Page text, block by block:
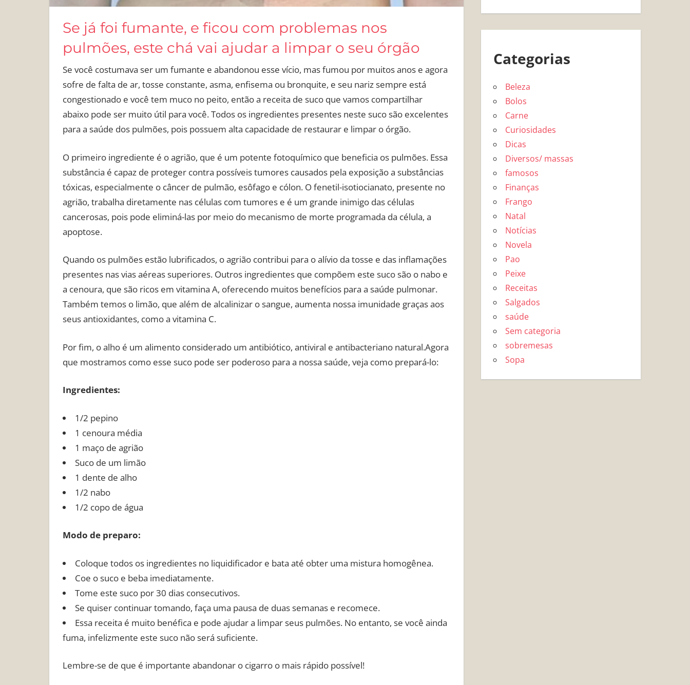
Se já foi fumante, e ficou com problemas nos
pulmões, este chá vai ajudar a limpar o seu órgão
Se você costumava ser um fumante e abandonou esse vício, mas fumou por muitos anos e agora
sofre de falta de ar, tosse constante, asma, enfisema ou bronquite, e seu nariz sempre está
congestionado e você tem muco no peito, então a receita de suco que vamos compartilhar
abaixo pode ser muito útil para você. Todos os ingredientes presentes neste suco são excelentes
para a saúde dos pulmões, pois possuem alta capacidade de restaurar e limpar o órgão.
O primeiro ingrediente é o agrião, que é um potente fotoquímico que beneficia os pulmões. Essa
substância é capaz de proteger contra possíveis tumores causados pela exposição a substâncias
tóxicas, especialmente o câncer de pulmão, esôfago e cólon. O fenetil-isotiocianato, presente no
agrião, trabalha diretamente nas células com tumores e é um grande inimigo das células
cancerosas, pois pode eliminá-las por meio do mecanismo de morte programada da célula, a
apoptose.
Quando os pulmões estão lubrificados, o agrião contribui para o alívio da tosse e das inflamações
presentes nas vias aéreas superiores. Outros ingredientes que compõem este suco são o nabo e
a cenoura, que são ricos em vitamina A, oferecendo muitos benefícios para a saúde pulmonar.
Também temos o limão, que além de alcalinizar o sangue, aumenta nossa imunidade graças aos
seus antioxidantes, como a vitamina C.
Por fim, o alho é um alimento considerado um antibiótico, antiviral e antibacteriano natural.Agora
que mostramos como esse suco pode ser poderoso para a nossa saúde, veja como prepará-lo:
Ingredientes:
1/2 pepino
1 cenoura média
1 maço de agrião
Suco de um limão
1 dente de alho
1/2 nabo
1/2 copo de água
Modo de preparo:
Coloque todos os ingredientes no liquidificador e bata até obter uma mistura homogênea.
Coe o suco e beba imediatamente.
Tome este suco por 30 dias consecutivos.
Se quiser continuar tomando, faça uma pausa de duas semanas e recomece.
Essa receita é muito benéfica e pode ajudar a limpar seus pulmões. No entanto, se você ainda
fuma, infelizmente este suco não será suficiente.
Lembre-se de que é importante abandonar o cigarro o mais rápido possível!
Categorias
Beleza
Bolos
Carne
Curiosidades
Dicas
Diversos/ massas
famosos
Finanças
Frango
Natal
Notícias
Novela
Pao
Peixe
Receitas
Salgados
saúde
Sem categoria
sobremesas
Sopa